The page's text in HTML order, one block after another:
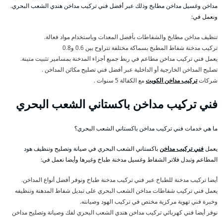
مداخن وغسيل مداخن مطابخ وذلك عبر أفضل فني تركيب مداخن هندي الشعب البحري.
ونعمل في:
تنظيف مداخن مطابخ والشفاطات بأفضل المعدات وباستخدام مواد فعالة.
تركيب مدخنة شفاط المطبخ بسماكة مختلفة تتراوح بين 0.6 و0.8
يعمل فني تركيب مداخن مطاعم في ربط جميع أجزاء المدخنة بمسامير تثبيت متينة.
تصليح المداخن الخارجية أو الداخلية عبر أفضل فني تصليح مكائن المداخن .
شركاتتركيب مداخن الكويتمع الكفالة 5 سنوات .
فني تركيب مداخن باكستاني الشعب البحري
ما هي خدمات فني تركيب مداخن باكستاني الشعب البحري؟
يعملفني تركيب مداخنباكستاني الشعب البحري في صيانة وتصليح وتنظيف هود
المطاعم وتبدل فلاتر الشفاط وغسيل مدخنة طباخ وغيرها وأيضا نعمل في:
أيضا تركيب مدخنة للطباخ عبر فني تركيب مدخنة طباخ ونوفر أفضل أنواع المداخن.
يعمل فني تركيب شفاطات مداخن الشعب البحري على تبديل شفاط المدهنة وتنظيفه
وخبرة فني تهوية مركزية مختص في تركيب الهود وصيانته.
نوفر أيضا فني كهربائي تركيب مداخن هندي الشعب البحري لفك وصيانة وتصليح مداخن